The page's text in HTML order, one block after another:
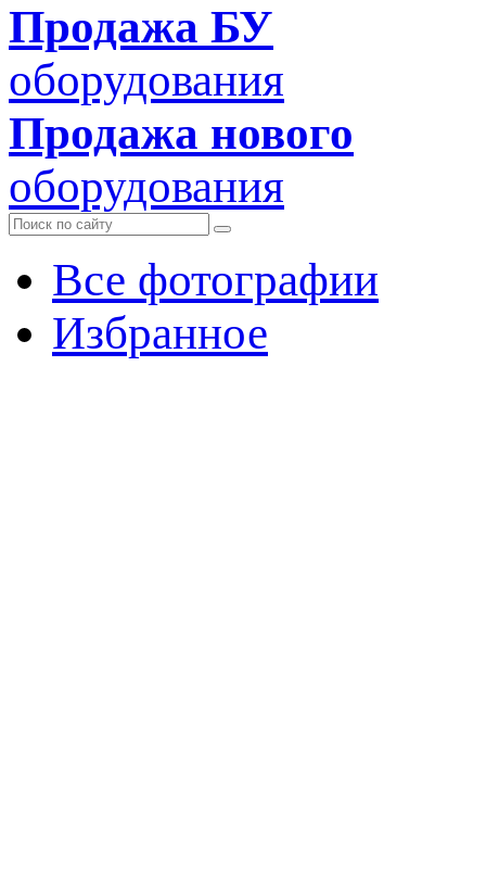
Продажа БУ
оборудования
Продажа нового
оборудования
Все фотографии
Избранное